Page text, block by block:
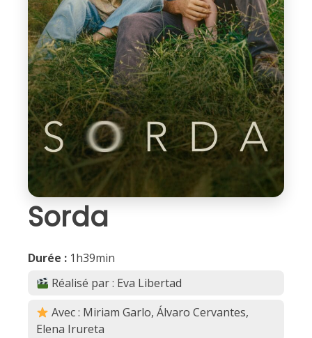
Sorda
Durée : 1h39min
Réalisé par : Eva Libertad
Avec : Miriam Garlo, Álvaro Cervantes,
Elena Irureta